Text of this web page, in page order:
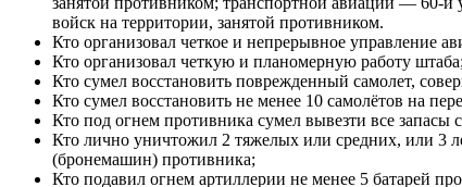
войск на территории, занятой противником.
Кто организовал четкое и непрерывное управление
Кто организовал четкую и планомерную работу штаба;
Кто сумел восстановить поврежденный самолет,
Кто сумел восстановить не менее 10 самолётов на
Кто под огнем противника сумел вывезти все запасы с
Кто лично уничтожил 2 тяжелых или средних, или 3
(бронемашин) противника;
Кто подавил огнем артиллерии не менее 5 батарей